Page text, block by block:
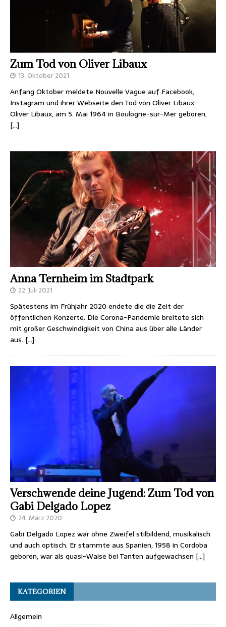
Zum Tod von Oliver Libaux
13. Oktober 2021
Anfang Oktober meldete Nouvelle Vague auf Facebook,
Instagram und ihrer Webseite den Tod von Oliver Libaux.
Oliver Libaux, am 5. Mai 1964 in Boulogne-sur-Mer geboren,
[…]
Anna Ternheim im Stadtpark
22. Juli 2021
Spätestens im Frühjahr 2020 endete die die Zeit der
öffentlichen Konzerte. Die Corona-Pandemie breitete sich
mit großer Geschwindigkeit von China aus über alle Länder
aus. […]
Verschwende deine Jugend: Zum Tod von
Gabi Delgado Lopez
24. März 2020
Gabi Delgado Lopez war ohne Zweifel stilbildend, musikalisch
und auch optisch. Er stammte aus Spanien, 1958 in Cordoba
geboren, war als quasi-Waise bei Tanten aufgewachsen […]
KATEGORIEN
Allgemein